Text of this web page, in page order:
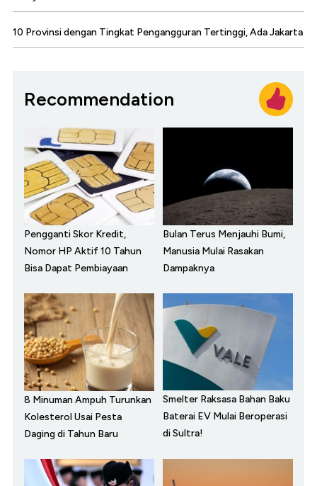
10 Provinsi dengan Tingkat Pengangguran Tertinggi, Ada Jakarta
Recommendation
Pengganti Skor Kredit,
Nomor HP Aktif 10 Tahun
Bisa Dapat Pembiayaan
Bulan Terus Menjauhi Bumi,
Manusia Mulai Rasakan
Dampaknya
8 Minuman Ampuh Turunkan
Kolesterol Usai Pesta
Daging di Tahun Baru
Smelter Raksasa Bahan Baku
Baterai EV Mulai Beroperasi
di Sultra!